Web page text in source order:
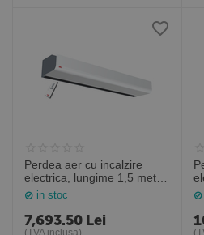
Perdea aer cu incalzire
electrica, lungime 1,5 metri
- telecomanda infrarosu
inclusa, PA2215CE08, Frico
Suedia
in stoc
7,693.50 Lei
(TVA inclusa)